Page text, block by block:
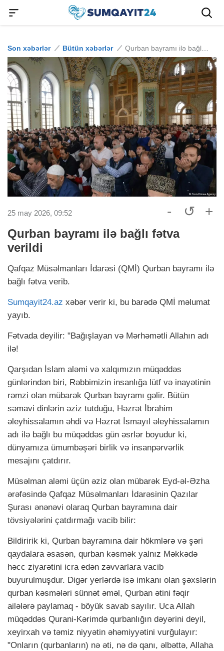
Son xəbərlər Bütün xəbərlər
25 may 2026, 09:52 - ↺ +
Qurban bayramı ilə bağlı fətva
verildi
Qafqaz Müsəlmanları İdarəsi (QMİ) Qurban bayramı ilə
bağlı fətva verib.
Sumqayit24.az xəbər verir ki, bu barədə QMİ məlumat
yayıb.
Fətvada deyilir: "Bağışlayan və Mərhəmətli Allahın adı
ilə!
Qarşıdan İslam aləmi və xalqımızın müqəddəs
günlərindən biri, Rəbbimizin insanlığa lütf və inayətinin
rəmzi olan mübarək Qurban bayramı gəlir. Bütün
səmavi dinlərin əziz tutduğu, Həzrət İbrahim
əleyhissalamın əhdi və Həzrət İsmayıl əleyhissalamın
adı ilə bağlı bu müqəddəs gün əsrlər boyudur ki,
dünyamıza ümumbəşəri birlik və insanpərvərlik
mesajını çatdırır.
Müsəlman aləmi üçün əziz olan mübarək Eyd-əl-Əzha
ərəfəsində Qafqaz Müsəlmanları İdarəsinin Qazılar
Şurası ənənəvi olaraq Qurban bayramına dair
tövsiyələrini çatdırmağı vacib bilir:
Bildiririk ki, Qurban bayramına dair hökmlərə və şəri
qaydalara əsasən, qurban kəsmək yalnız Məkkədə
həcc ziyarətini icra edən zəvvarlara vacib
buyurulmuşdur. Digər yerlərdə isə imkanı olan şəxslərin
qurban kəsmələri sünnət əməl, Qurban ətini fəqir
ailələrə paylamaq - böyük savab sayılır. Uca Allah
müqəddəs Qurani-Kərimdə qurbanlığın dəyərini deyil,
xeyirxah və təmiz niyyətin əhəmiyyətini vurğulayır:
"Onların (qurbanların) nə əti, nə də qanı, əlbəttə, Allaha